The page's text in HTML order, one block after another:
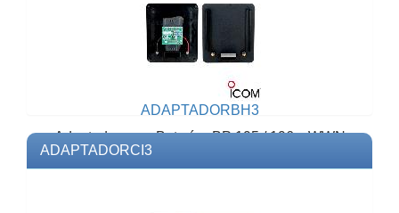
ADAPTADORBH3
Adaptador para Baterías BP 195 / 196 y WWN
BP195, opera conAnalizadores 1A, 3A y
6AModelo: ADAPTADOR...
ADAPTADORCI3